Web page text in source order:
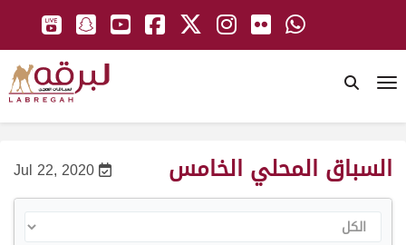
Jul 22, 2020 السباق المحلي الخامس
الكل